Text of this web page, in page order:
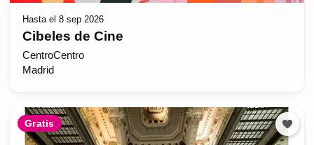
Hasta el 8 sep 2026
Cibeles de Cine
CentroCentro
Madrid
Gratis